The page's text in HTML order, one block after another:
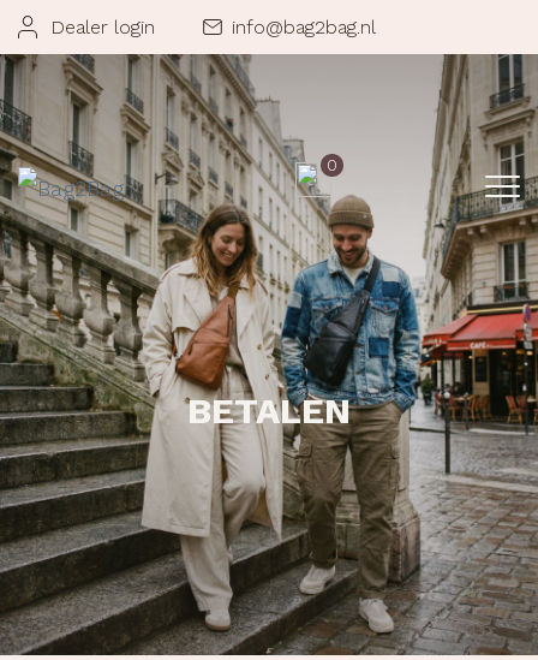
Dealer login info@bag2bag.nl
0
BETALEN